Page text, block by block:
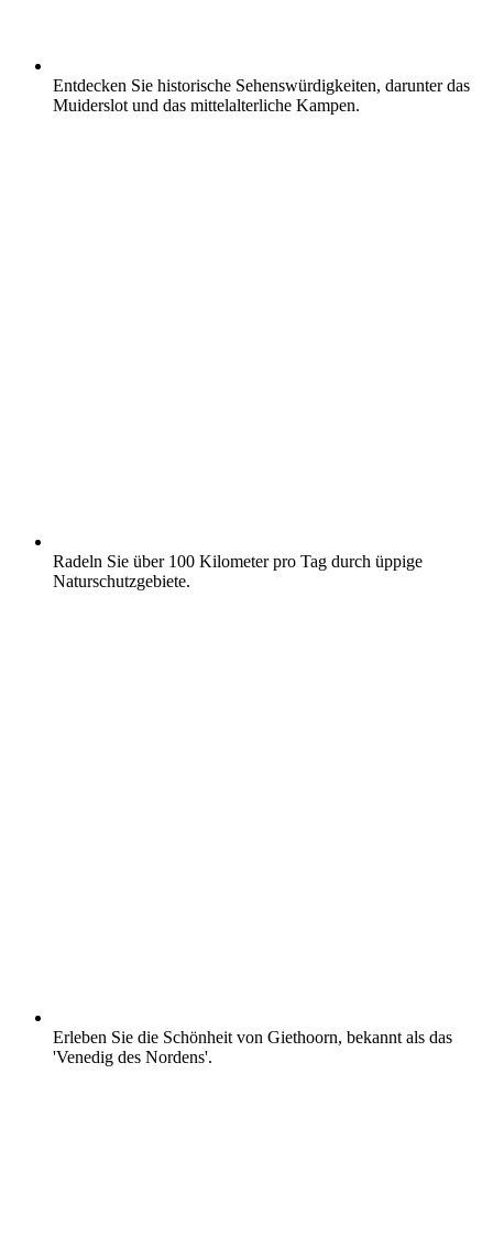
Entdecken Sie historische Sehenswürdigkeiten, darunter das
Muiderslot und das mittelalterliche Kampen.
Radeln Sie über 100 Kilometer pro Tag durch üppige
Naturschutzgebiete.
Erleben Sie die Schönheit von Giethoorn, bekannt als das
'Venedig des Nordens'.